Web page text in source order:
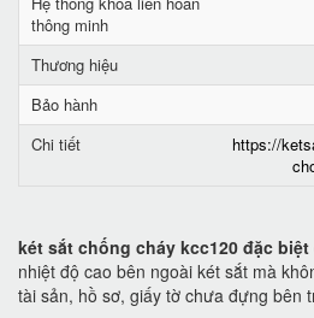
thông minh
Thương hiệu
Bảo hành
Chi tiết
https://
két sắt chống cháy kcc120 đặc biệt
nhiệt độ cao bên ngoài két sắt mà
tài sản, hồ sơ, giấy tờ chưa đựng bên